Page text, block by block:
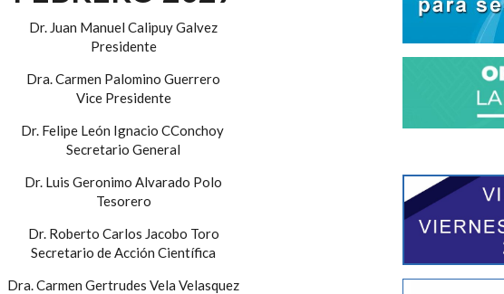
Dr. Juan Manuel Calipuy Galvez
Presidente
Dra. Carmen Palomino Guerrero
Vice Presidente
Dr. Felipe León Ignacio CConchoy
Secretario General
Dr. Luis Geronimo Alvarado Polo
Tesorero
Dr. Roberto Carlos Jacobo Toro
Secretario de Acción Científica
Dra. Carmen Gertrudes Vela Velasquez